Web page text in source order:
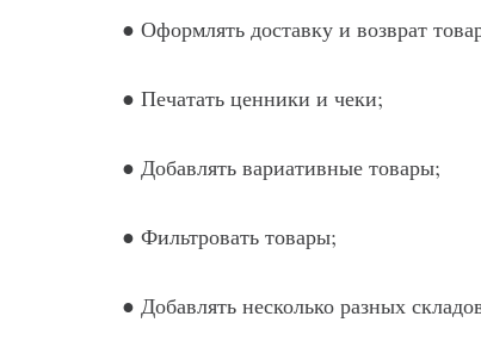
● Оформлять доставку и возврат
● Печатать ценники и чеки;
● Добавлять вариативные товары;
● Фильтровать товары;
● Добавлять несколько разных